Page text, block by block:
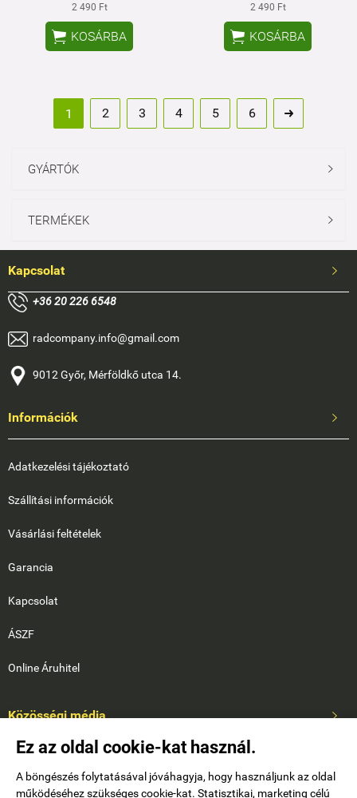
Ez az oldal cookie-kat használ.
A böngészés folytatásával jóváhagyja, hogy használjunk az oldal
működéséhez szükséges cookie-kat. Statisztikai, marketing célú
2 490 Ft
 KOSÁRBA
2 490 Ft
 KOSÁRBA
1 2 3 4 5 6 
GYÁRTÓK 
TERMÉKEK 
Kapcsolat 
+36 20 226 6548
radcompany.info@gmail.com
9012 Győr, Mérföldkő utca 14.
Információk 
Adatkezelési tájékoztató
Szállítási információk
Vásárlási feltételek
Garancia
Kapcsolat
ÁSZF
Online Áruhitel
Közösségi média 